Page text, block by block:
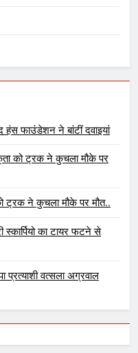
हंस फाउंडेशन ने बांटीं दवाइयां
को ट्रक ने कुचला मौके पर
ट्रक ने कुचला मौके पर मौत..
स्कार्पियो का टायर फटने से
प्रत्याशी वत्सला अग्रवाल